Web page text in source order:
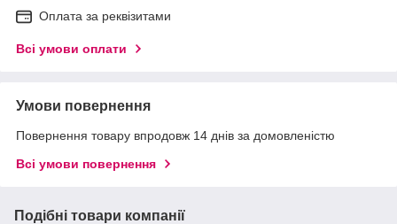
Оплата за реквізитами
Всі умови оплати
Умови повернення
Повернення товару впродовж 14 днів за домовленістю
Всі умови повернення
Подібні товари компанії